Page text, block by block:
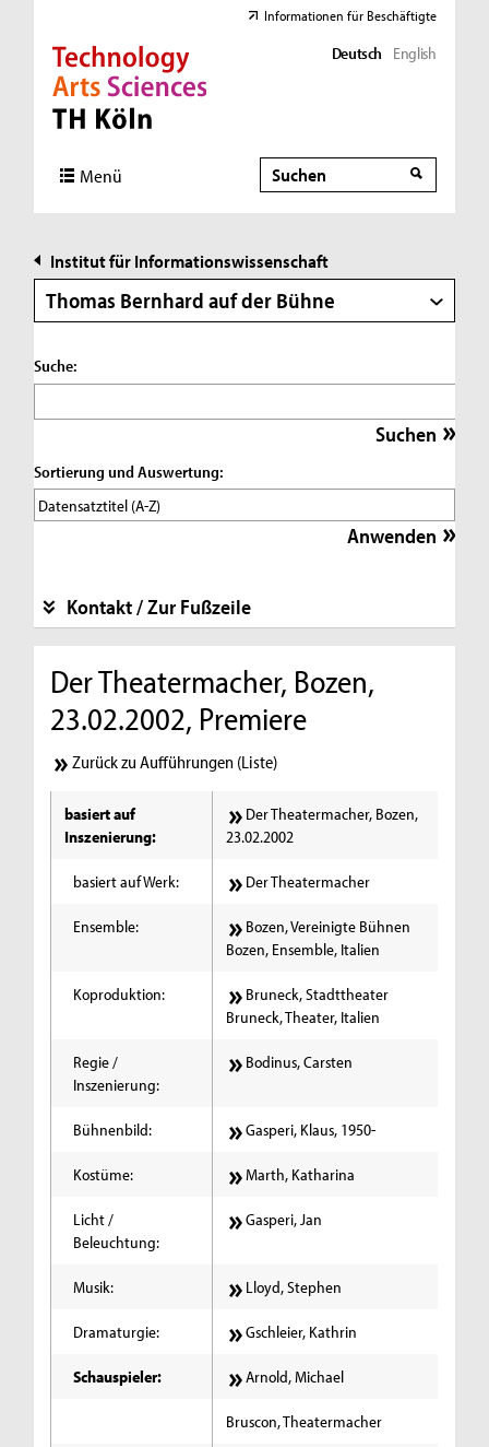
Direkt zur Hauptnavigation
Direkt zur Subnavigation
Direkt zum Inhalt
Direkt zum Fußbereich
Informationen für Beschäftigte
Deutsch English
Menü Suche
Suche
Institut für Informationswissenschaft
Thomas Bernhard auf der Bühne
Suche:
Sortierung und Auswertung:
Kontakt / Zur Fußzeile
Der Theatermacher, Bozen,
23.02.2002, Premiere
Zurück zu Aufführungen (Liste)
basiert auf
Inszenierung:
Der Theatermacher, Bozen,
23.02.2002
basiert auf Werk: Der Theatermacher
Ensemble:
Bozen, Vereinigte Bühnen
Bozen, Ensemble, Italien
Koproduktion:
Bruneck, Stadttheater
Bruneck, Theater, Italien
Regie /
Inszenierung:
Bodinus, Carsten
Bühnenbild: Gasperi, Klaus, 1950-
Kostüme: Marth, Katharina
Licht /
Beleuchtung:
Gasperi, Jan
Musik: Lloyd, Stephen
Dramaturgie: Gschleier, Kathrin
Schauspieler: Arnold, Michael
Bruscon, Theatermacher